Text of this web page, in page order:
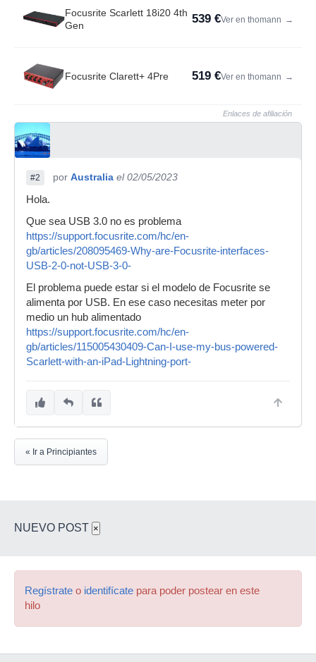
Focusrite Scarlett 18i20 4th
Gen
539 €Ver en thomann →
Focusrite Clarett+ 4Pre 519 €Ver en thomann →
Enlaces de afiliación
#2 por Australia el 02/05/2023
Hola.
Que sea USB 3.0 no es problema
https://support.focusrite.com/hc/en-
gb/articles/208095469-Why-are-Focusrite-interfaces-
USB-2-0-not-USB-3-0-
El problema puede estar si el modelo de Focusrite se
alimenta por USB. En ese caso necesitas meter por
medio un hub alimentado
https://support.focusrite.com/hc/en-
gb/articles/115005430409-Can-I-use-my-bus-powered-
Scarlett-with-an-iPad-Lightning-port-
« Ir a Principiantes
NUEVO POST ×
Regístrate o identifícate para poder postear en este
hilo